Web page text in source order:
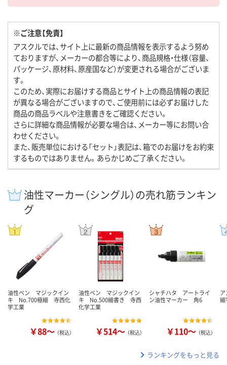
※ご注意【免責】
アスクルでは、サイト上に最新の商品情報を表示するよう努め
ておりますが、メーカーの都合等により、商品規格・仕様（容量、
パッケージ、原材料、原産国など）が変更される場合がございま
す。
このため、実際にお届けする商品とサイト上の商品情報の表記
が異なる場合がございますので、ご使用前には必ずお届けした
商品の商品ラベルや注意書きをご確認ください。
さらに詳細な商品情報が必要な場合は、メーカー等にお問い合
わせください。
また、販売単位における「セット」表記は、箱でのお届けをお約束
するものではありません。あらかじめご了承ください。
油性マーカー（シングル）の売れ筋ランキン
グ
油性ペン マジックイン
キ No.700極細 寺西化
学工業
￥88～ （税込）
油性ペン マジックイン
キ No.500細書き 寺西
化学工業
￥514～ （税込）
シャチハタ アートライ
ン油性マーカー 角6
￥110～ （税込）
ランキングをもっと見る